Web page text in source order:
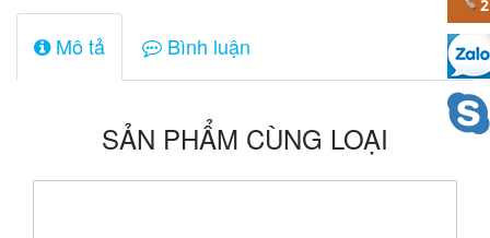
Mô tả Bình luận
SẢN PHẨM CÙNG LOẠI